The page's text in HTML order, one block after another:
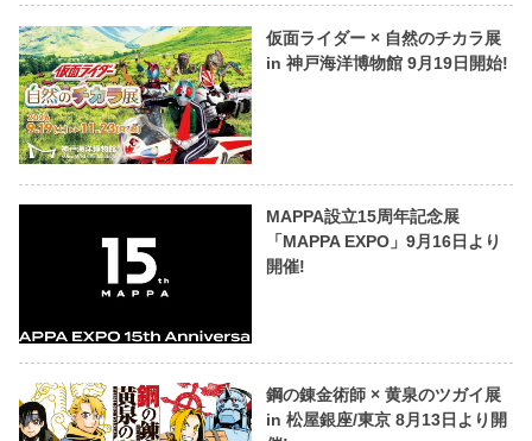
仮面ライダー × 自然のチカラ展
in 神戸海洋博物館 9月19日開始!
MAPPA設立15周年記念展
「MAPPA EXPO」9月16日より
開催!
鋼の錬金術師 × 黄泉のツガイ展
in 松屋銀座/東京 8月13日より開